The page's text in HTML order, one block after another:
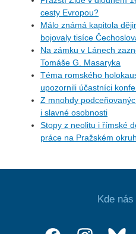
cesty Evropou?
Málo známá kapitola
bojovaly tisíce
Na zámku v Lánech
Tomáše G. Masaryka
Téma romského
upozornili účastníci
Z mnohdy
i slavné osobnosti
Stopy z neolitu i římské
práce na Pražském
Kde